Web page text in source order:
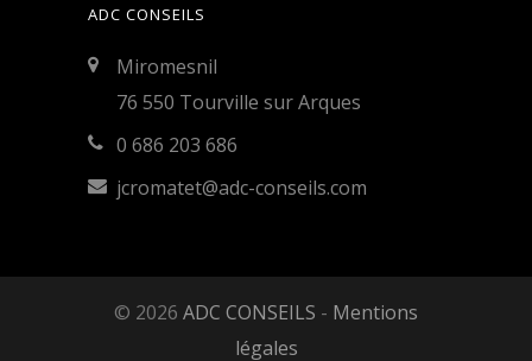
ADC CONSEILS
Miromesnil
76 550 Tourville sur Arques
0 686 203 686
jcromatet@adc-conseils.com
© 2026 ADC CONSEILS - Mentions
légales